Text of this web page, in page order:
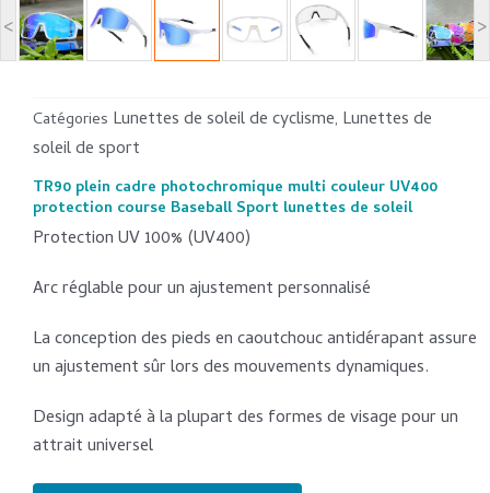
< >
Catégories Lunettes de soleil de cyclisme, Lunettes de
soleil de sport
TR90 plein cadre photochromique multi couleur UV400
protection course Baseball Sport lunettes de soleil
Protection UV 100% (UV400)
Arc réglable pour un ajustement personnalisé
La conception des pieds en caoutchouc antidérapant assure
un ajustement sûr lors des mouvements dynamiques.
Design adapté à la plupart des formes de visage pour un
attrait universel